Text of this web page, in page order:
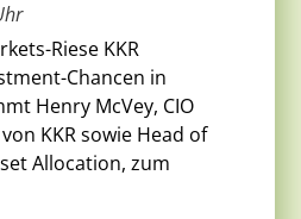
Riese KKR
Chancen in
Henry McVey, CIO
KKR sowie Head of
Allocation, zum